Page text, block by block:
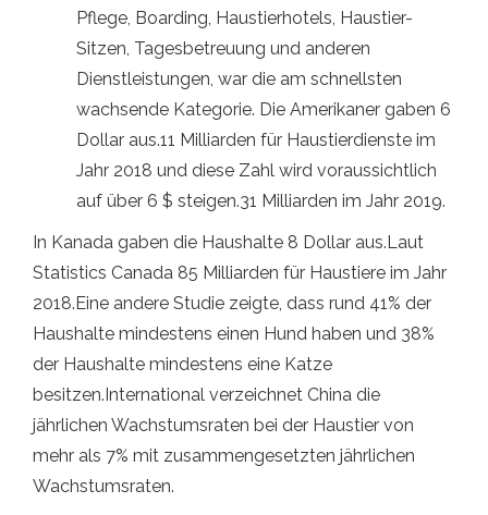
Pflege, Boarding, Haustierhotels, Haustier-
Sitzen, Tagesbetreuung und anderen
Dienstleistungen, war die am schnellsten
wachsende Kategorie. Die Amerikaner gaben 6
Dollar aus.11 Milliarden für Haustierdienste im
Jahr 2018 und diese Zahl wird voraussichtlich
auf über 6 $ steigen.31 Milliarden im Jahr 2019.
In Kanada gaben die Haushalte 8 Dollar aus.Laut
Statistics Canada 85 Milliarden für Haustiere im Jahr
2018.Eine andere Studie zeigte, dass rund 41% der
Haushalte mindestens einen Hund haben und 38%
der Haushalte mindestens eine Katze
besitzen.International verzeichnet China die
jährlichen Wachstumsraten bei der Haustier von
mehr als 7% mit zusammengesetzten jährlichen
Wachstumsraten.